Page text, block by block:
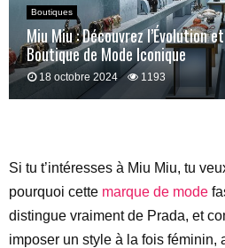
Boutiques
Miu Miu : Découvrez l’Évolution
Boutique de Mode Iconique
18 octobre 2024 1193
Si tu t’intéresses à Miu Miu, tu
pourquoi cette marque de mode
distingue vraiment de Prada, et
imposer un style à la fois féminin,